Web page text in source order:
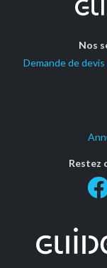
Nos
Demande de
Restez